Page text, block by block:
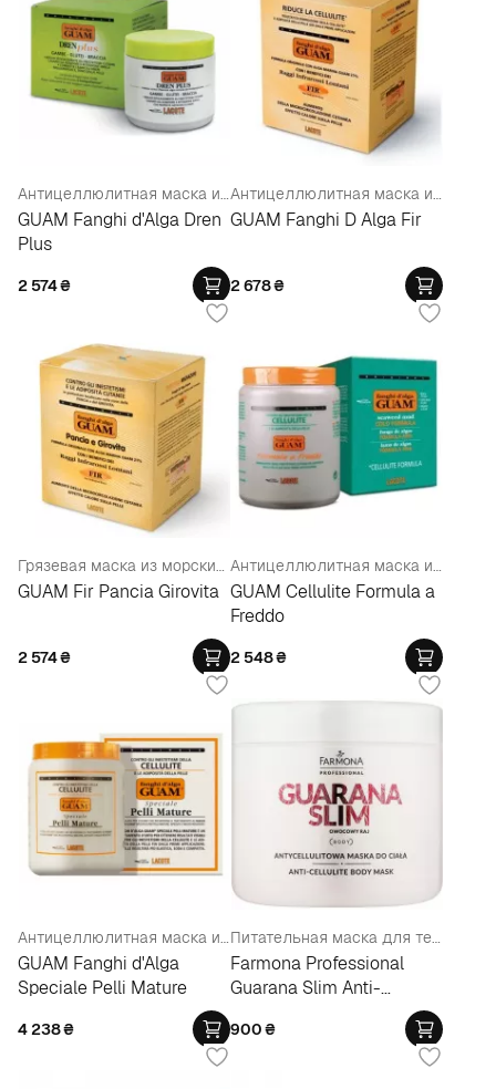
Антицеллюлитная маска из морских водорослей с дренажным эффектом "Дрен Плюс"
GUAM Fanghi d'Alga Dren
Plus
2 574₴
Антицеллюлитная маска из морских водорослей с разогревающим действием
GUAM Fanghi D Alga Fir
2 678₴
Грязевая маска из морских водорослей для живота и талии с разогревающим действием
GUAM Fir Pancia Girovita
2 574₴
Антицеллюлитная маска из морских водорослей "Холодная формула"
GUAM Cellulite Formula a
Freddo
2 548₴
Антицеллюлитная маска из морских водорослей от проявлений стойкого целлюлита
GUAM Fanghi d'Alga
Speciale Pelli Mature
4 238₴
Питательная маска для тела с ароматом личи
Farmona Professional
Guarana Slim Anti-
900₴